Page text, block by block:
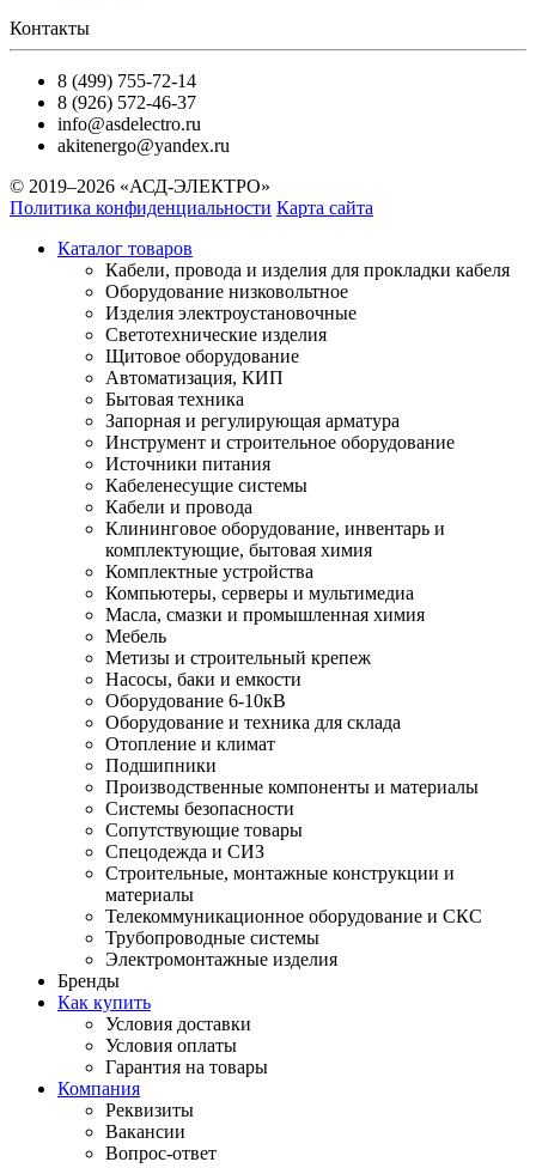
Контакты
8 (499) 755-72-14
8 (926) 572-46-37
info@asdelectro.ru
akitenergo@yandex.ru
© 2019–2026 «АСД-ЭЛЕКТРО»
Политика конфиденциальности Карта сайта
Каталог товаров
Кабели, провода и изделия для прокладки кабеля
Оборудование низковольтное
Изделия электроустановочные
Светотехнические изделия
Щитовое оборудование
Автоматизация, КИП
Бытовая техника
Запорная и регулирующая арматура
Инструмент и строительное оборудование
Источники питания
Кабеленесущие системы
Кабели и провода
Клининговое оборудование, инвентарь и
комплектующие, бытовая химия
Комплектные устройства
Компьютеры, серверы и мультимедиа
Масла, смазки и промышленная химия
Мебель
Метизы и строительный крепеж
Насосы, баки и емкости
Оборудование 6-10кВ
Оборудование и техника для склада
Отопление и климат
Подшипники
Производственные компоненты и материалы
Системы безопасности
Сопутствующие товары
Спецодежда и СИЗ
Строительные, монтажные конструкции и
материалы
Телекоммуникационное оборудование и СКС
Трубопроводные системы
Электромонтажные изделия
Бренды
Как купить
Условия доставки
Условия оплаты
Гарантия на товары
Компания
Реквизиты
Вакансии
Вопрос-ответ